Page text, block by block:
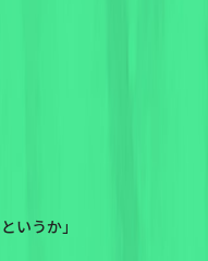
いうか」